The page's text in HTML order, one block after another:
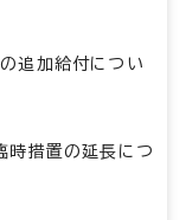
追加給付につい
時措置の延長につ